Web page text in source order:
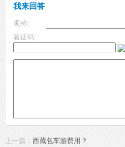
我来回答
昵称:
验证码:
上一篇： 西藏包车游费用？